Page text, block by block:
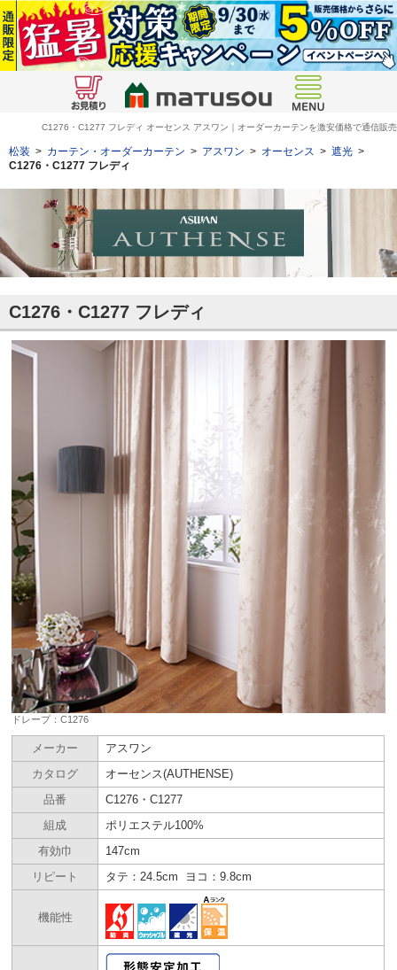
C1276・C1277 フレディ オーセンス アスワン｜オーダーカーテンを激安価格で通信販売
松装 > カーテン・オーダーカーテン > アスワン > オーセンス > 遮光 >
C1276・C1277 フレディ
C1276・C1277 フレディ
ドレープ：C1276
メーカー
アスワン
カタログ
オーセンス(AUTHENSE)
品番
C1276・C1277
組成
ポリエステル100%
有効巾
147cm
リピート
タテ：24.5cm ヨコ：9.8cm
機能性